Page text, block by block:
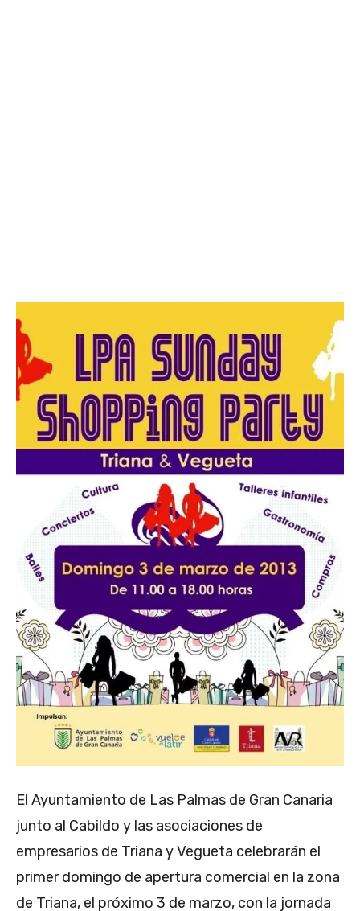
El Ayuntamiento de Las Palmas de Gran Canaria
junto al Cabildo y las asociaciones de
empresarios de Triana y Vegueta celebrarán el
primer domingo de apertura comercial en la zona
de Triana, el próximo 3 de marzo, con la jornada